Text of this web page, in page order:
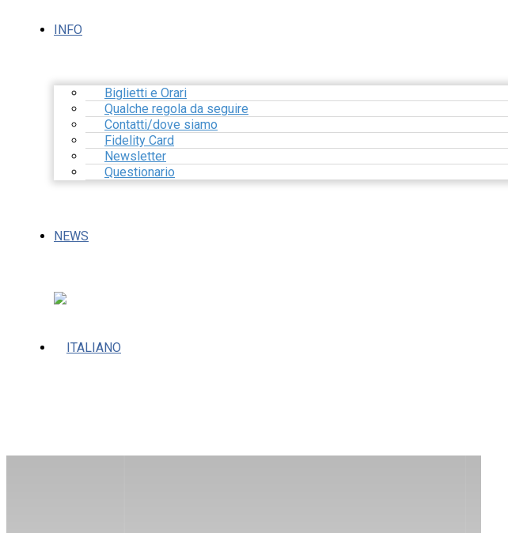
INFO
Biglietti e Orari
Qualche regola da seguire
Contatti/dove siamo
Fidelity Card
Newsletter
Questionario
NEWS